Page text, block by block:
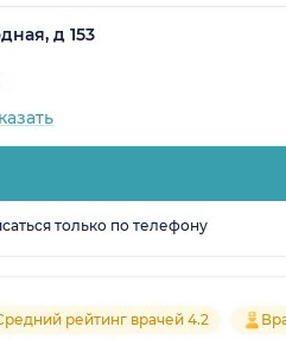
д 153
только по телефону
рейтинг врачей 4.2